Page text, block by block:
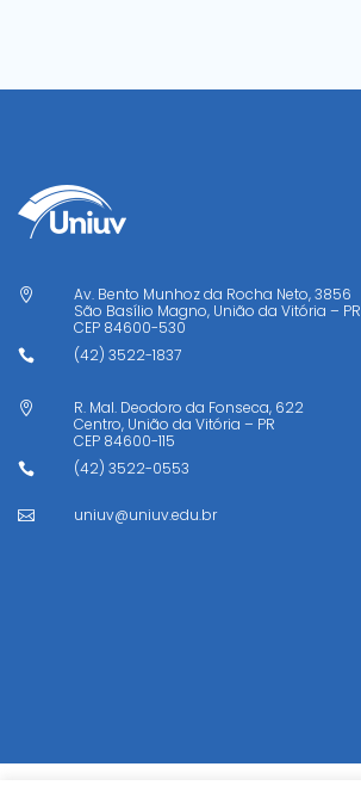

Av. Bento Munhoz da Rocha Neto, 3856
São Basílio Magno, União da Vitória – PR
CEP 84600-530
 (42) 3522-1837

R. Mal. Deodoro da Fonseca, 622
Centro, União da Vitória – PR
CEP 84600-115
 (42) 3522-0553
 uniuv@uniuv.edu.br